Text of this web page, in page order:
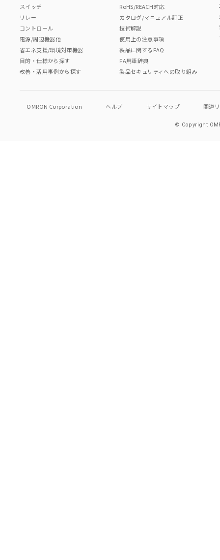
スイッチ
リレー
コントロール
電源/周辺機器他
省エネ支援/環境対策機器
目的・仕様から探す
改善・活用事例から探す
RoHS/REACH対応
カタログ/マニュアル訂正
技術解説
使用上の注意事項
製品に関するFAQ
FA用語辞典
製品セキュリティへの取り組み
OMRON Corporation ヘルプ サイトマップ 関連
© Copyright